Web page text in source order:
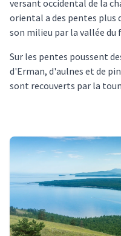
versant occidental de la
oriental a des pentes plus
son milieu par la vallée du
Sur les pentes poussent
d'Erman, d'aulnes et de
sont recouverts par la